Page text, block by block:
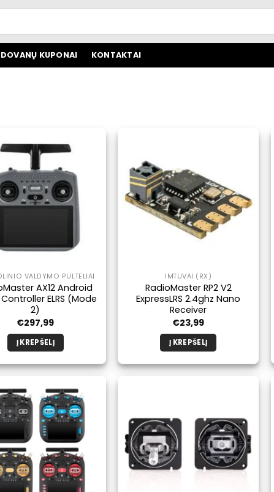
DOVANŲ KUPONAI KONTAKTAI
VALDYMO PULTELIAI
AX12 Android
ELRS (Mode
2)
€297,99
Į KREPŠELĮ
IMTUVAI (RX)
RadioMaster RP2 V2
ExpressLRS 2.4ghz Nano
Receiver
€23,99
Į KREPŠELĮ